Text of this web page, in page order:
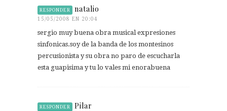
RESPONDER natalio
15/05/2008 EN 20:04
sergio muy buena obra musical expresiones
sinfonicas.soy de la banda de los montesinos
percusionista y su obra no paro de escucharla
esta guapisima y tu lo vales mi enorabuena
RESPONDER Pilar